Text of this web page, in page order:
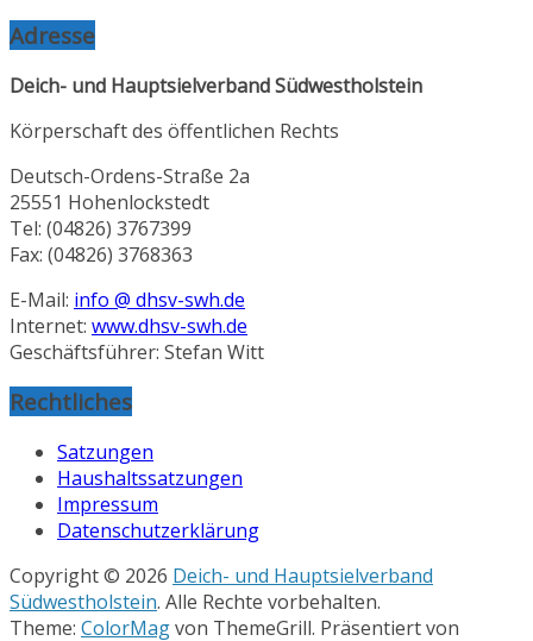
Adresse
Deich- und Hauptsielverband Südwestholstein
Körperschaft des öffentlichen Rechts
Deutsch-Ordens-Straße 2a
25551 Hohenlockstedt
Tel: (04826) 3767399
Fax: (04826) 3768363
E-Mail: info @ dhsv-swh.de
Internet: www.dhsv-swh.de
Geschäftsführer: Stefan Witt
Rechtliches
Satzungen
Haushaltssatzungen
Impressum
Datenschutzerklärung
Copyright © 2026 Deich- und Hauptsielverband
Südwestholstein. Alle Rechte vorbehalten.
Theme: ColorMagvon ThemeGrill. Präsentiert von